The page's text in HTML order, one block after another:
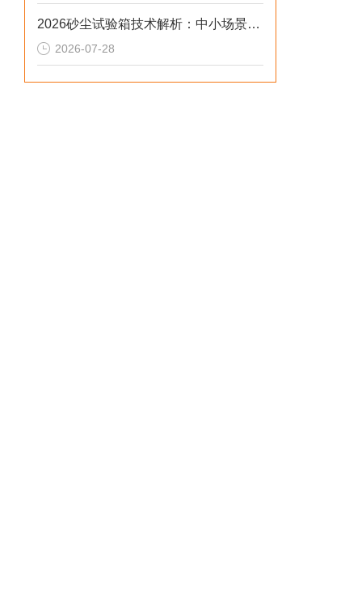
2026砂尘试验箱技术解析：中小场景下的IP5X IP6X合规选型参考
2026-07-28